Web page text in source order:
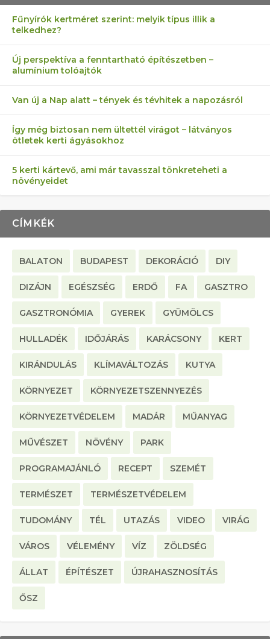
AZ ÖNELLÁTÁS 13 PONTJA
KEZDŐKNEK
6 LEGJOBB NÖVÉNY SZOMSZÉD
ELLEN
MÁRPEDIG A TŰZIJÁTÉK NEM MENŐ!
FÉLREÉRTETT KERTÉSZKEDÉS:
TÉRKŐ ÉS MURVA
AKI ELDOBÁLJA A CIGICSIKKEKET,
AZ EGY KÖ…
Fűnyírók kertméret szerint: melyik típus illik a
telkedhez?
Új perspektíva a fenntartható építészetben –
alumínium tolóajtók
Van új a Nap alatt – tények és tévhitek a napozásról
Így még biztosan nem ültettél virágot – látványos
ötletek kerti ágyásokhoz
5 kerti kártevő, ami már tavasszal tönkreteheti a
növényeidet
CÍMKÉK
BALATON BUDAPEST DEKORÁCIÓ DIY
DIZÁJN EGÉSZSÉG ERDŐ FA GASZTRO
GASZTRONÓMIA GYEREK GYÜMÖLCS
HULLADÉK IDŐJÁRÁS KARÁCSONY KERT
KIRÁNDULÁS KLÍMAVÁLTOZÁS KUTYA
KÖRNYEZET KÖRNYEZETSZENNYEZÉS
KÖRNYEZETVÉDELEM MADÁR MŰANYAG
MŰVÉSZET NÖVÉNY PARK
PROGRAMAJÁNLÓ RECEPT SZEMÉT
TERMÉSZET TERMÉSZETVÉDELEM
TUDOMÁNY TÉL UTAZÁS VIDEO VIRÁG
VÁROS VÉLEMÉNY VÍZ ZÖLDSÉG
ÁLLAT ÉPÍTÉSZET ÚJRAHASZNOSÍTÁS
ŐSZ